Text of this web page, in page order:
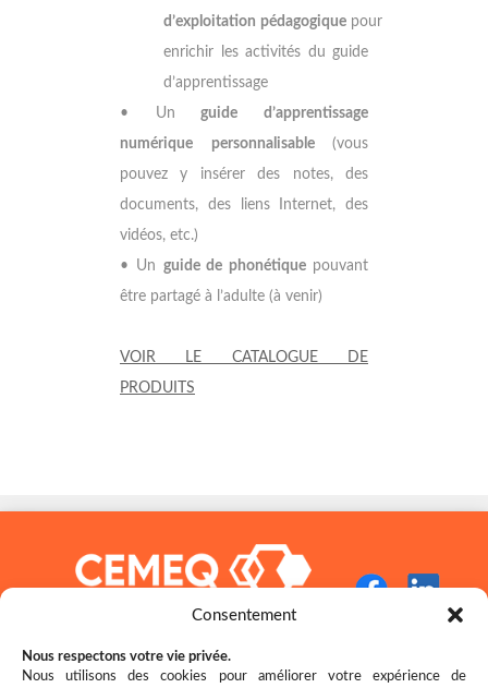
Consentement
Nous respectons votre vie privée.
Nous utilisons des cookies pour améliorer votre expérience de
d’exploitation pédagogique pour
enrichir les activités du guide
d’apprentissage
• Un guide d’apprentissage
numérique personnalisable (vous
pouvez y insérer des notes, des
documents, des liens Internet, des
vidéos, etc.)
• Un guide de phonétique pouvant
être partagé à l’adulte (à venir)
VOIR LE CATALOGUE DE
PRODUITS